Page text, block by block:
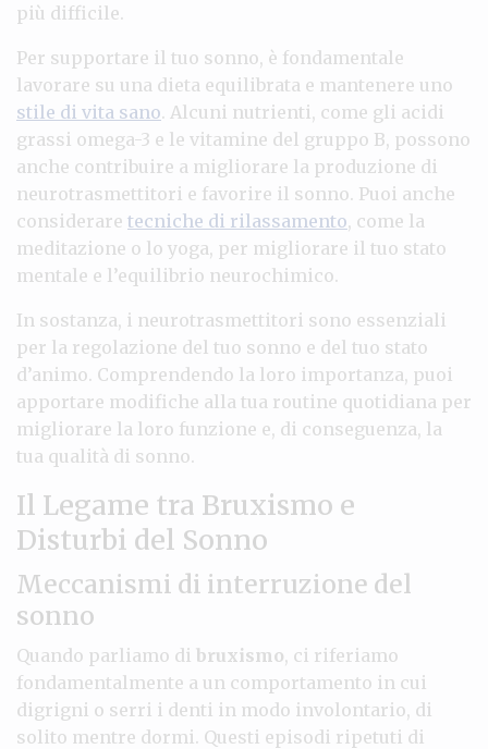
più difficile.
Per supportare il tuo sonno, è fondamentale
lavorare su una dieta equilibrata e mantenere uno
stile di vita sano. Alcuni nutrienti, come gli acidi
grassi omega-3 e le vitamine del gruppo B, possono
anche contribuire a migliorare la produzione di
neurotrasmettitori e favorire il sonno. Puoi anche
considerare tecniche di rilassamento, come la
meditazione o lo yoga, per migliorare il tuo stato
mentale e l’equilibrio neurochimico.
In sostanza, i neurotrasmettitori sono essenziali
per la regolazione del tuo sonno e del tuo stato
d’animo. Comprendendo la loro importanza, puoi
apportare modifiche alla tua routine quotidiana per
migliorare la loro funzione e, di conseguenza, la
tua qualità di sonno.
Il Legame tra Bruxismo e
Disturbi del Sonno
Meccanismi di interruzione del
sonno
Quando parliamo di bruxismo, ci riferiamo
fondamentalmente a un comportamento in cui
digrigni o serri i denti in modo involontario, di
solito mentre dormi. Questi episodi ripetuti di